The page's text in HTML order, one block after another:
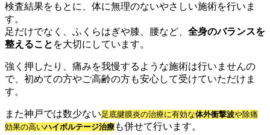
検査結果をもとに、体に無理のないやさしい施術を行いま
す。
足だけでなく、ふくらはぎや膝、腰など、 全身のバランスを
整えること を大切にしています。
強く押したり、痛みを我慢するような施術は行いませんの
で、初めての方やご高齢の方も安心して受けていただけま
す。
また神戸では数少ない 足底腱膜炎の治療に有効な体外衝撃波や除痛
効果の高いハイボルテージ治療 も併せて行います。